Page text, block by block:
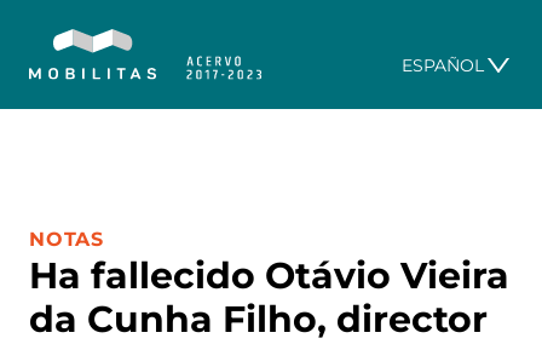
ESPAÑOL
Ha fallecido Otávio Vieira
da Cunha Filho, director
CATEGORÍA:
NOTAS